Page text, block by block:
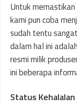
Untuk
kami pun coba
sudah tentu
dalam hal ini
resmi milik
ini beberapa
Status